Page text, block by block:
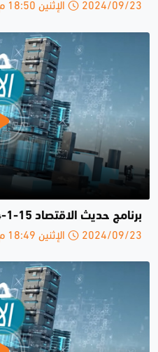
2024/09/23 الإثنين 18:50 م
برنامج حديث الاقتصاد 15-1-2024
2024/09/23 الإثنين 18:49 م